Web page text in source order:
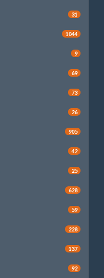
31
1044
9
69
73
26
905
42
25
628
59
228
137
92